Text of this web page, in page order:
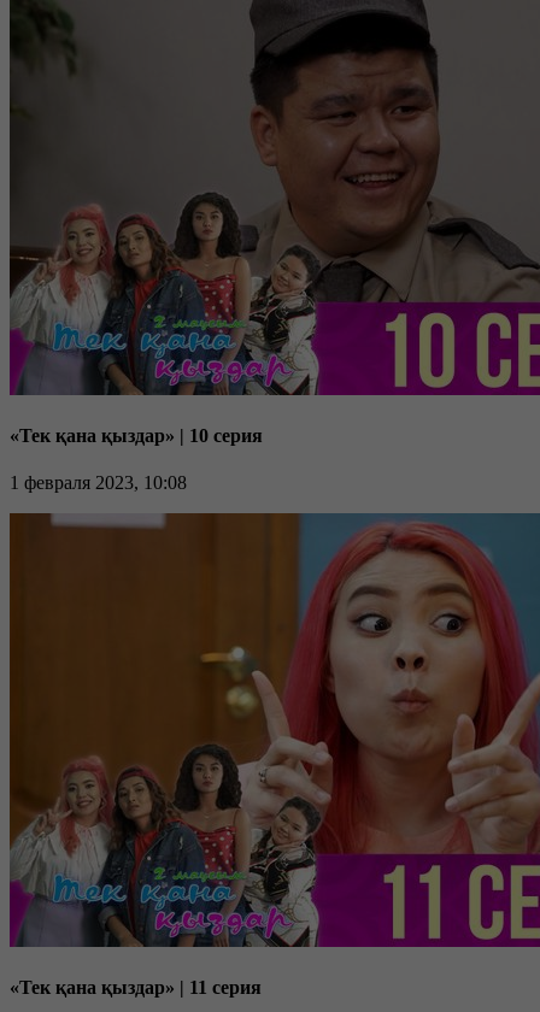
«Тек қана қыздар» | 10 серия
1 февраля 2023, 10:08
«Тек қана қыздар» | 11 серия